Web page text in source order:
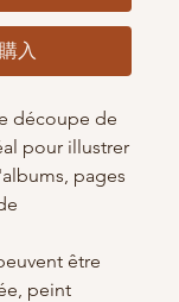
入
découpe de
pour illustrer
pages
être
peint